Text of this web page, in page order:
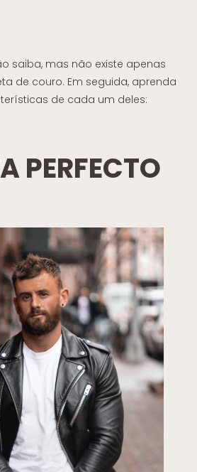
saiba, mas não existe apenas
de couro. Em seguida, aprenda
de cada um deles:
PERFECTO